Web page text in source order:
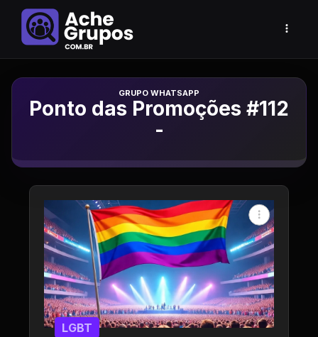
Grupo de Whatsapp
Ponto das Promoções #112
-
LGBT